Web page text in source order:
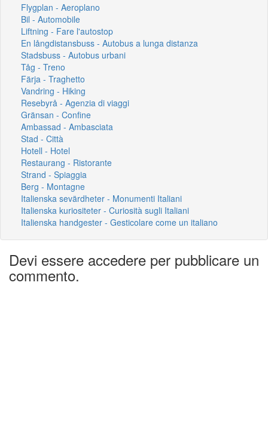
Flygplan - Aeroplano
Bil - Automobile
Liftning - Fare l'autostop
En långdistansbuss - Autobus a lunga distanza
Stadsbuss - Autobus urbani
Tåg - Treno
Färja - Traghetto
Vandring - Hiking
Resebyrå - Agenzia di viaggi
Gränsan - Confine
Ambassad - Ambasciata
Stad - Città
Hotell - Hotel
Restaurang - Ristorante
Strand - Spiaggia
Berg - Montagne
Italienska sevärdheter - Monumenti Italiani
Italienska kuriositeter - Curiosità sugli Italiani
Italienska handgester - Gesticolare come un italiano
Devi essere accedere per pubblicare un
commento.